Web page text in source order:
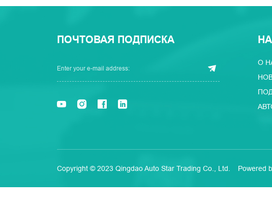
ПОЧТОВАЯ ПОДПИСКА
О
Copyright © 2023 Qingdao Auto Star Trading Co., Ltd. Powered